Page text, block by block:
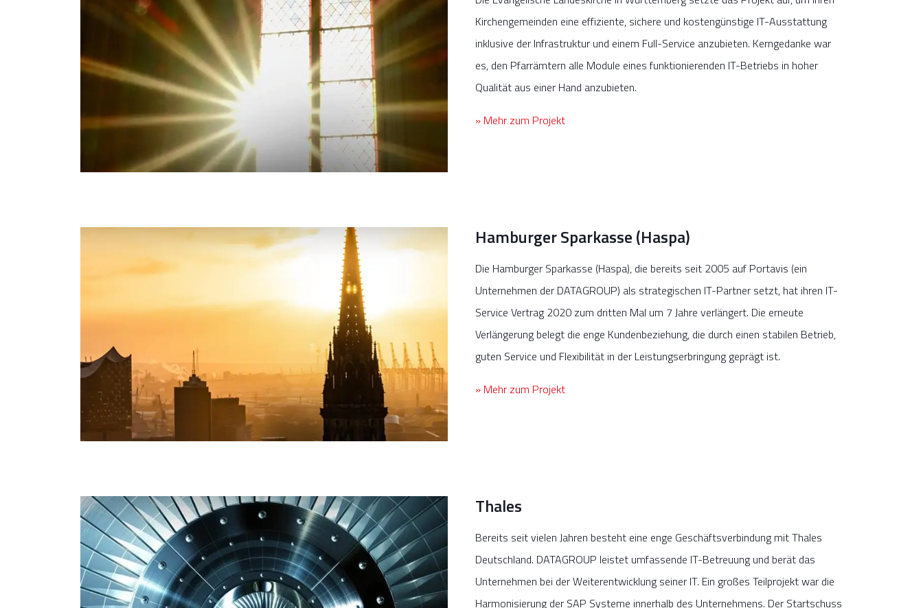
Kirchengemeinden eine effiziente, sichere und kostengünstige IT-Ausstattung
inklusive der Infrastruktur und einem Full-Service anzubieten. Kerngedanke war
es, den Pfarrämtern alle Module eines funktionierenden IT-Betriebs in hoher
Qualität aus einer Hand anzubieten.
» Mehr zum Projekt
Hamburger Sparkasse (Haspa)
Die Hamburger Sparkasse (Haspa), die bereits seit 2005 auf Portavis (ein
Unternehmen der DATAGROUP) als strategischen IT-Partner setzt, hat ihren IT-
Service Vertrag 2020 zum dritten Mal um 7 Jahre verlängert. Die erneute
Verlängerung belegt die enge Kundenbeziehung, die durch einen stabilen Betrieb,
guten Service und Flexibilität in der Leistungserbringung geprägt ist.
» Mehr zum Projekt
Thales
Bereits seit vielen Jahren besteht eine enge Geschäftsverbindung mit Thales
Deutschland. DATAGROUP leistet umfassende IT-Betreuung und berät das
Unternehmen bei der Weiterentwicklung seiner IT. Ein großes Teilprojekt war die
Harmonisierung der SAP Systeme innerhalb des Unternehmens. Der Startschuss